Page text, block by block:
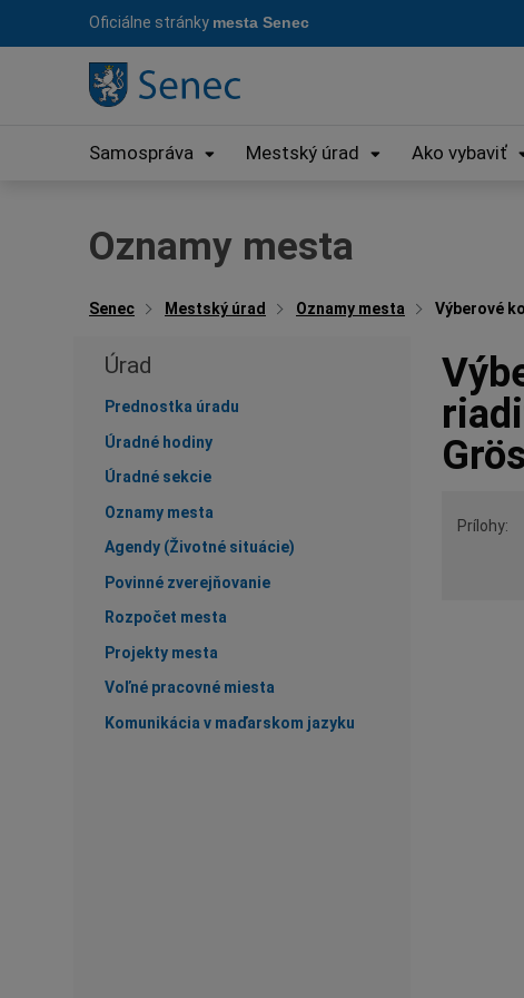
Oficiálne stránky mesta Senec
Samospráva Mestský úrad Ako vybaviť
Oznamy mesta
Senec Mestský úrad Oznamy mesta Výberové
Úrad
Prednostka úradu
Úradné hodiny
Úradné sekcie
Oznamy mesta
Agendy (Životné situácie)
Povinné zverejňovanie
Rozpočet mesta
Projekty mesta
Voľné pracovné miesta
Komunikácia v maďarskom jazyku
Prílohy